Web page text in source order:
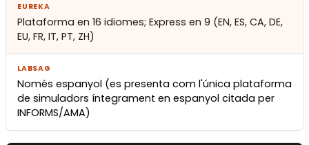
Plataforma en 16 idiomes; Express en 9 (EN, ES, CA, DE,
EU, FR, IT, PT, ZH)
Només espanyol (es presenta com l'única plataforma
de simuladors íntegrament en espanyol citada per
INFORMS/AMA)